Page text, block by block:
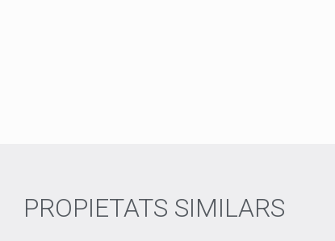
PROPIETATS SIMILARS